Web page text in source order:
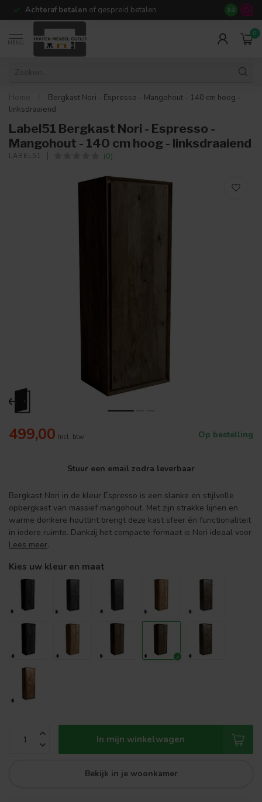
Achteraf betalen of gespreid betalen 14 dagen
9.3
MENU
0
Home
Bergkast Nori - Espresso - Mangohout - 140 cm hoog -
linksdraaiend
Label51 Bergkast Nori - Espresso -
Mangohout - 140 cm hoog - linksdraaiend
LABEL51 (0)
499,00 Incl. btw Op bestelling
Stuur een email zodra leverbaar
Bergkast Nori in de kleur Espresso is een slanke en stijlvolle
opbergkast van massief mangohout. Met zijn strakke lijnen en
warme donkere houttint brengt deze kast sfeer én functionaliteit
in iedere ruimte. Dankzij het compacte formaat is Nori ideaal voor
Lees meer.
Kies uw kleur en maat
In mijn winkelwagen
Bekijk in je woonkamer